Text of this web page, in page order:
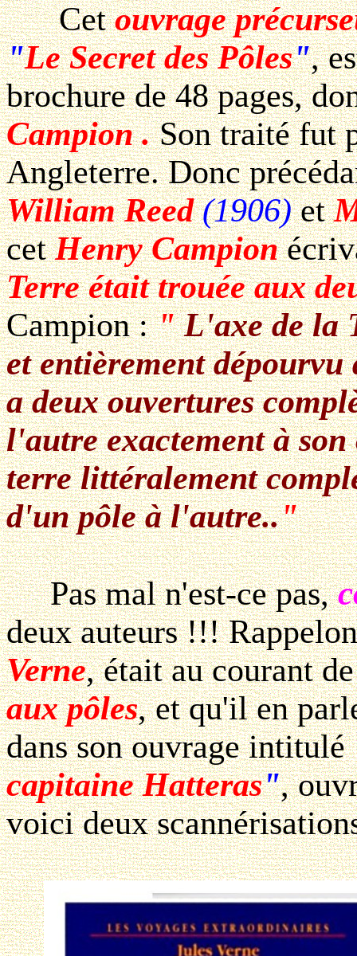
Cetouvrage
"Le Secret des Pôles",
brochure de 48 pages,
Campion .Son traité fut
Angleterre. Donc
William Reed (1906)et
cetHenry Campion
Terre était trouée aux
Campion :"L'axe de la
et entièrement
a deux ouvertures
l'autre exactement à son
terre littéralement
d'un pôle à l'autre.."
Pas mal n'est-ce pas,
deux auteurs !!!
Verne, était au courant
aux pôles, et qu'il en
dans son ouvrage intitulé
capitaine Hatteras",
voici deux